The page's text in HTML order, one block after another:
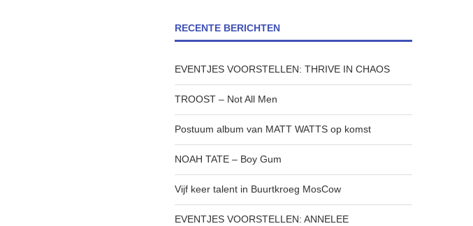
RECENTE BERICHTEN
EVENTJES VOORSTELLEN: THRIVE IN CHAOS
TROOST – Not All Men
Postuum album van MATT WATTS op komst
NOAH TATE – Boy Gum
Vijf keer talent in Buurtkroeg MosCow
EVENTJES VOORSTELLEN: ANNELEE